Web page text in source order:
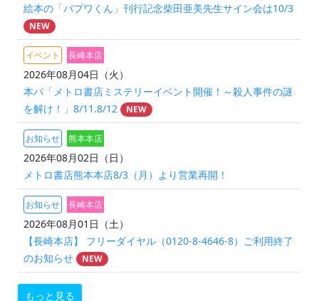
絵本の「パプワくん」刊行記念柴田亜美先生サイン会は10/3
NEW
イベント 長崎本店
2026年08月04日（火）
本パ「メトロ書店ミステリーイベント開催！～殺人事件の謎
を解け！」8/11.8/12
NEW
お知らせ 熊本本店
2026年08月02日（日）
メトロ書店熊本本店8/3（月）より営業再開！
お知らせ 長崎本店
2026年08月01日（土）
【長崎本店】 フリーダイヤル（0120-8-4646-8）ご利用終了
のお知らせ
NEW
もっと見る